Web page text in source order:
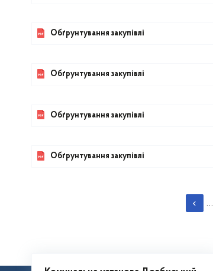
Обґрунтування закупівлі
Обґрунтування закупівлі
Обґрунтування закупівлі
Обґрунтування закупівлі
…